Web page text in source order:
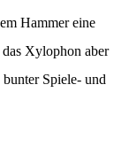
Hammer eine
Xylophon aber
bunter Spiele- und